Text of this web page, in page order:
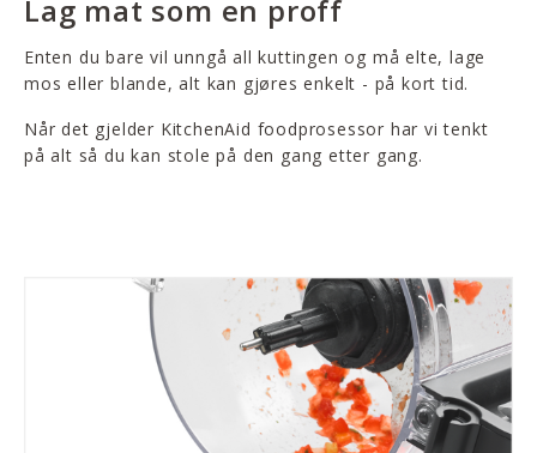
Lag mat som en proff
Enten du bare vil unngå all kuttingen og må elte, lage
mos eller blande, alt kan gjøres enkelt - på kort tid.
Når det gjelder KitchenAid foodprosessor har vi tenkt
på alt så du kan stole på den gang etter gang.